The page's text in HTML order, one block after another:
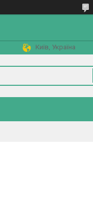
Київ, Україна